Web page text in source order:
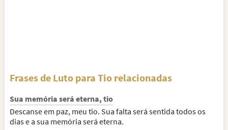
Frases de Luto para Tio relacionadas
Sua memória será eterna, tio
Descanse em paz, meu tio. Sua falta será sentida todos os
dias e a sua memória será eterna.